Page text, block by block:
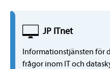
JP ITnet
Informationstjänsten för
frågor inom IT och